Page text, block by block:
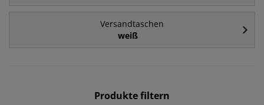
Versandtaschen
weiß
Produkte filtern